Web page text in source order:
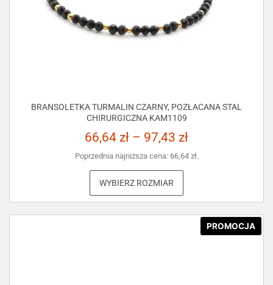
BRANSOLETKA TURMALIN CZARNY, POZŁACANA STAL
CHIRURGICZNA KAM1109
66,64 zł – 97,43 zł
Poprzednia najniższa cena: 66,64 zł.
WYBIERZ ROZMIAR
PROMOCJA